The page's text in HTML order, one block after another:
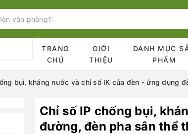
Bạn chưa xem
TRANG
CHỦ
GIỚI
THIỆU
DANH MỤC
PHẨM
bụi, kháng nước và chỉ số IK của đèn - ứng dụng
Chỉ số IP chống bụi,
đường, đèn pha sân thể